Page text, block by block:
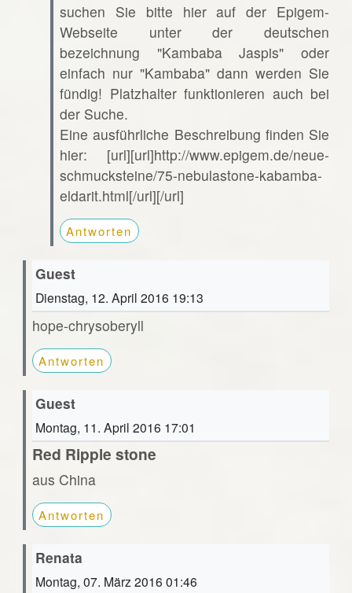
suchen Sie bitte hier auf der Epigem-
Webseite unter der deutschen
bezeichnung "Kambaba Jaspis" oder
einfach nur "Kambaba" dann werden Sie
fündig! Platzhalter funktionieren auch bei
der Suche.
Eine ausführliche Beschreibung finden Sie
hier: [url][url]http://www.epigem.de/neue-
schmucksteine/75-nebulastone-kabamba-
eldarit.html[/url][/url]
Antworten
Guest
Dienstag, 12. April 2016 19:13
hope-chrysoberyll
Antworten
Guest
Montag, 11. April 2016 17:01
Red Ripple stone
aus China
Antworten
Renata
Montag, 07. März 2016 01:46